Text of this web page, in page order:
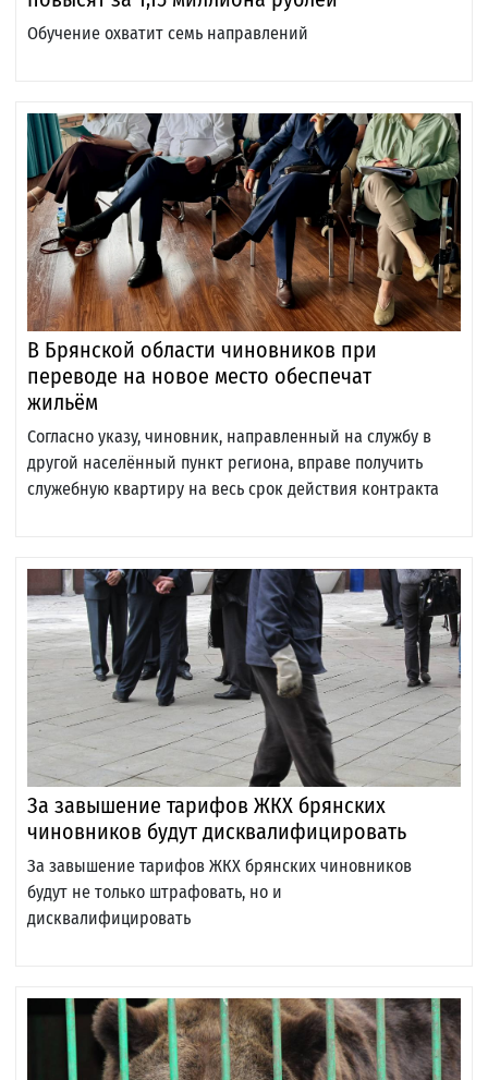
Обучение охватит семь направлений
В Брянской области чиновников при
переводе на новое место обеспечат
жильём
Согласно указу, чиновник, направленный на службу в
другой населённый пункт региона, вправе получить
служебную квартиру на весь срок действия контракта
За завышение тарифов ЖКХ брянских
чиновников будут дисквалифицировать
За завышение тарифов ЖКХ брянских чиновников
будут не только штрафовать, но и
дисквалифицировать